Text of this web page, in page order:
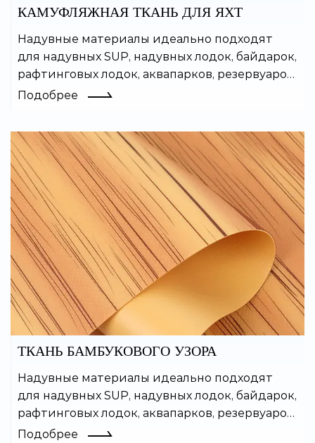
КАМУФЛЯЖНАЯ ТКАНЬ ДЛЯ ЯХТ
Надувные материалы идеально подходят
для надувных SUP, надувных лодок, байдарок,
рафтинговых лодок, аквапарков, резервуаров
для воды и многих других надувных изделий.
воздухонепроницаемостью.
Подобрее
ТКАНЬ БАМБУКОВОГО УЗОРА
Надувные материалы идеально подходят
для надувных SUP, надувных лодок, байдарок,
рафтинговых лодок, аквапарков, резервуаров
для воды и многих других надувных изделий.
Подобрее